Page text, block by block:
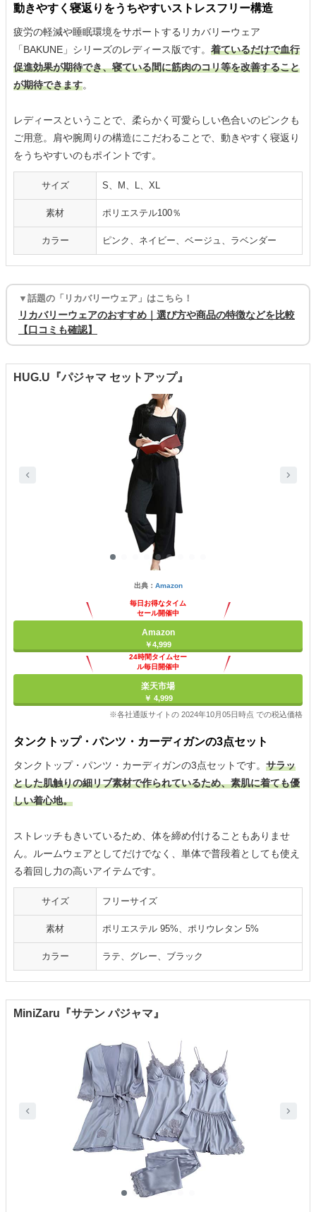
動きやすく寝返りをうちやすいストレスフリー構造
疲労の軽減や睡眠環境をサポートするリカバリーウェア
「BAKUNE」シリーズのレディース版です。 着ているだけで血行
促進効果が期待でき、寝ている間に筋肉のコリ等を改善すること
が期待できます。
レディースということで、柔らかく可愛らしい色合いのピンクも
ご用意。肩や腕周りの構造にこだわることで、動きやすく寝返り
をうちやすいのもポイントです。
サイズ S、M、L、XL
素材 ポリエステル100％
カラー ピンク、ネイビー、ベージュ、ラベンダー
▼話題の「リカバリーウェア」はこちら！
リカバリーウェアのおすすめ｜選び方や商品の特徴などを比較
【口コミも確認】
HUG.U『パジャマ セットアップ』
出典： Amazon
毎日お得なタイム
セール開催中
Amazon
￥4,999
24時間タイムセー
ル毎日開催中
楽天市場
￥ 4,999
※各社通販サイトの 2024年10月05日時点 での税込価格
タンクトップ・パンツ・カーディガンの3点セット
タンクトップ・パンツ・カーディガンの3点セットです。 サラッ
とした肌触りの細リブ素材で作られているため、素肌に着ても優
しい着心地。
ストレッチもきいているため、体を締め付けることもありませ
ん。ルームウェアとしてだけでなく、単体で普段着としても使え
る着回し力の高いアイテムです。
サイズ フリーサイズ
素材 ポリエステル 95%、ポリウレタン 5%
カラー ラテ、グレー、ブラック
MiniZaru『サテン パジャマ』